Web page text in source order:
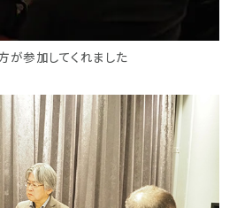
が参加してくれました